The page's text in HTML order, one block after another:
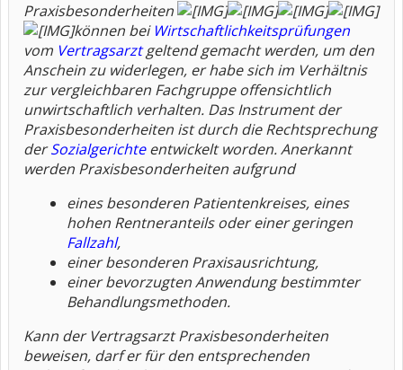
Praxisbesonderheiten
können bei Wirtschaftlichkeitsprüfungen
vom Vertragsarztgeltend gemacht werden, um den
Anschein zu widerlegen, er habe sich im Verhältnis
zur vergleichbaren Fachgruppe offensichtlich
unwirtschaftlich verhalten. Das Instrument der
Praxisbesonderheiten ist durch die Rechtsprechung
derSozialgerichteentwickelt worden. Anerkannt
werden Praxisbesonderheiten aufgrund
eines besonderen Patientenkreises, eines
hohen Rentneranteils oder einer geringen
Fallzahl,
einer besonderen Praxisausrichtung,
einer bevorzugten Anwendung bestimmter
Behandlungsmethoden.
Kann der Vertragsarzt Praxisbesonderheiten
beweisen, darf er für den entsprechenden